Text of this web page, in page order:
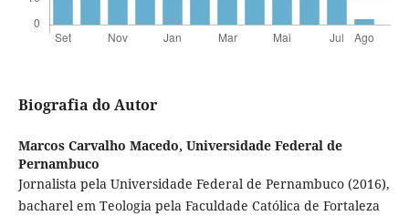
Biografia do Autor
Marcos Carvalho Macedo, Universidade Federal de
Pernambuco
Jornalista pela Universidade Federal de Pernambuco (2016),
bacharel em Teologia pela Faculdade Católica de Fortaleza